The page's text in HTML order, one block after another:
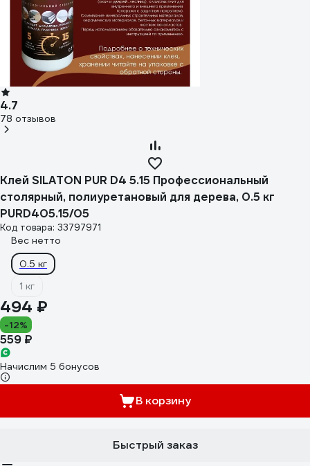
4.7
78 отзывов
Клей SILATON PUR D4 5.15 Профессиональный
столярный, полиуретановый для дерева, 0.5 кг
PURD405.15/05
Код товара: 33797971
Вес нетто
0.5 кг
1 кг
494 ₽
-12%
559 ₽
Начислим 5 бонусов
В корзину
Быстрый заказ